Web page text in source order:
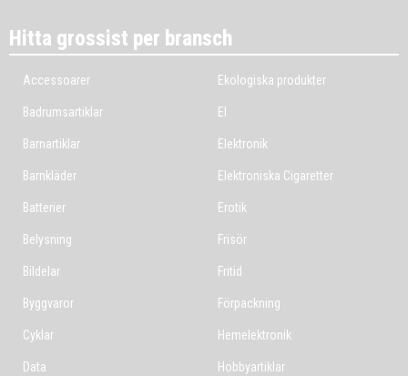
Hitta grossist per bransch
Accessoarer
Badrumsartiklar
Barnartiklar
Barnkläder
Batterier
Belysning
Bildelar
Byggvaror
Cyklar
Data
Ekologiska produkter
El
Elektronik
Elektroniska Cigaretter
Erotik
Frisör
Fritid
Förpackning
Hemelektronik
Hobbyartiklar